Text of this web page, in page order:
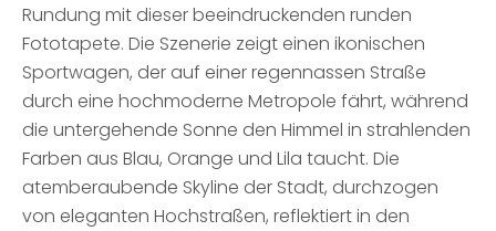
Rundung mit dieser beeindruckenden runden
Fototapete. Die Szenerie zeigt einen ikonischen
Sportwagen, der auf einer regennassen Straße
durch eine hochmoderne Metropole fährt, während
die untergehende Sonne den Himmel in strahlenden
Farben aus Blau, Orange und Lila taucht. Die
atemberaubende Skyline der Stadt, durchzogen
von eleganten Hochstraßen, reflektiert in den